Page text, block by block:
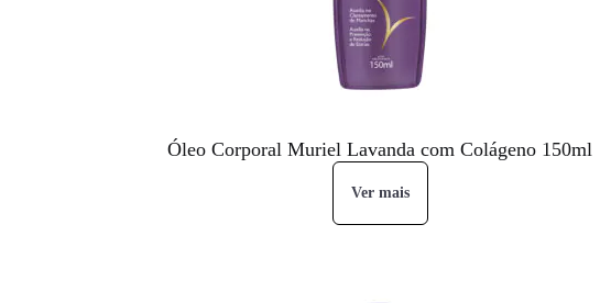
Óleo Corporal Muriel Lavanda com Colágeno 150ml
Ver mais